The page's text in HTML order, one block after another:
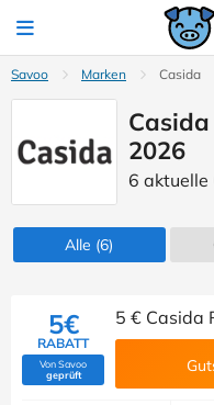
Savoo Marken Casida
2026
6
Alle (6)
5€
RABATT
Von Savoo
geprüft(Von Savoo geprüft)
5 € Casida